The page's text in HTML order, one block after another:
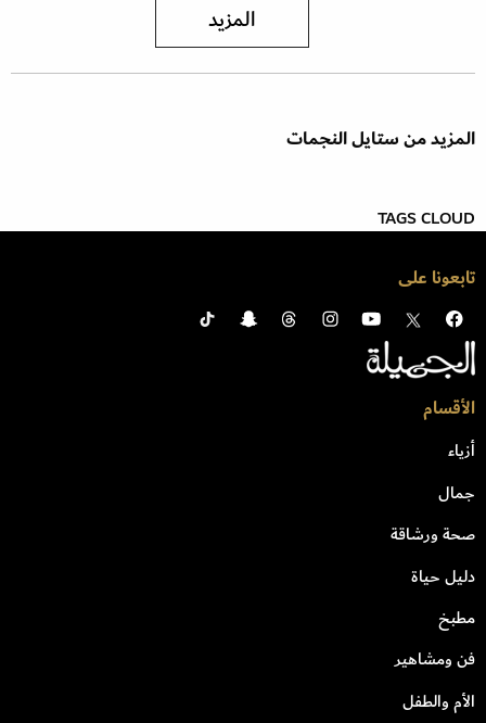
المزيد
المزيد من ستايل النجمات
TAGS CLOUD
تابعونا على
الأقسام
أزياء
جمال
صحة ورشاقة
دليل حياة
مطبخ
فن ومشاهير
الأم والطفل